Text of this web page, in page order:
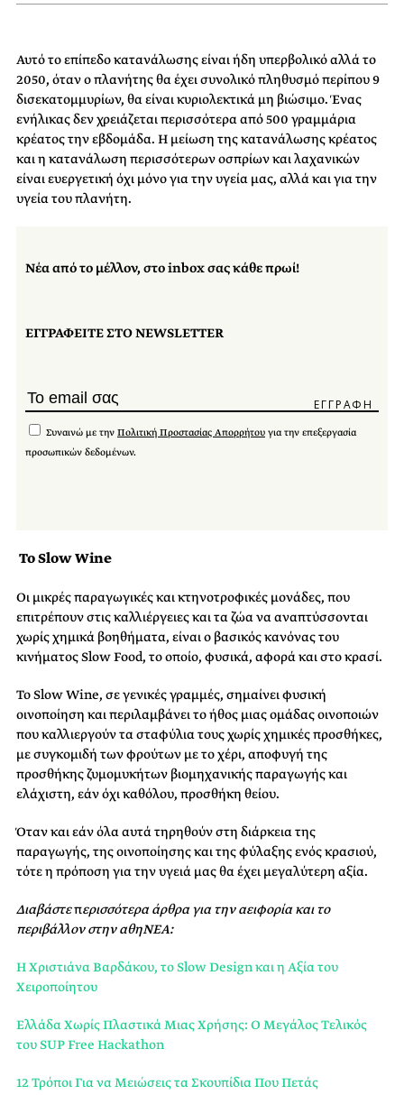
Αυτό το επίπεδο κατανάλωσης είναι ήδη υπερβολικό αλλά το
2050, όταν ο πλανήτης θα έχει συνολικό πληθυσμό περίπου 9
δισεκατομμυρίων, θα είναι κυριολεκτικά μη βιώσιμο. Ένας
ενήλικας δεν χρειάζεται περισσότερα από 500 γραμμάρια
κρέατος την εβδομάδα. Η μείωση της κατανάλωσης κρέατος
και η κατανάλωση περισσότερων οσπρίων και λαχανικών
είναι ευεργετική όχι μόνο για την υγεία μας, αλλά και για την
υγεία του πλανήτη.
Νέα από το μέλλον, στο inbox σας κάθε πρωί!
ΕΓΓΡΑΦΕΙΤΕ ΣΤΟ NEWSLETTER
Συναινώ με την Πολιτική Προστασίας Απορρήτου για την επεξεργασία
προσωπικών δεδομένων.
Το Slow Wine
Οι μικρές παραγωγικές και κτηνοτροφικές μονάδες, που
επιτρέπουν στις καλλιέργειες και τα ζώα να αναπτύσσονται
χωρίς χημικά βοηθήματα, είναι ο βασικός κανόνας του
κινήματος Slow Food, το οποίο, φυσικά, αφορά και στο κρασί.
Το Slow Wine, σε γενικές γραμμές, σημαίνει φυσική
οινοποίηση και περιλαμβάνει το ήθος μιας ομάδας οινοποιών
που καλλιεργούν τα σταφύλια τους χωρίς χημικές προσθήκες,
με συγκομιδή των φρούτων με το χέρι, αποφυγή της
προσθήκης ζυμομυκήτων βιομηχανικής παραγωγής και
ελάχιστη, εάν όχι καθόλου, προσθήκη θείου.
Όταν και εάν όλα αυτά τηρηθούν στη διάρκεια της
παραγωγής, της οινοποίησης και της φύλαξης ενός κρασιού,
τότε η πρόποση για την υγειά μας θα έχει μεγαλύτερη αξία.
Διαβάστεπερισσότερα άρθρα για την αειφορία και το
περιβάλλον στην αθηΝΕΑ:
Η Χριστιάνα Βαρδάκου, το Slow Design και η Αξία του
Χειροποίητου
Ελλάδα Χωρίς Πλαστικά Μιας Χρήσης: Ο Μεγάλος Τελικός
του SUP Free Hackathon
12 Τρόποι Για να Μειώσεις τα Σκουπίδια Που Πετάς